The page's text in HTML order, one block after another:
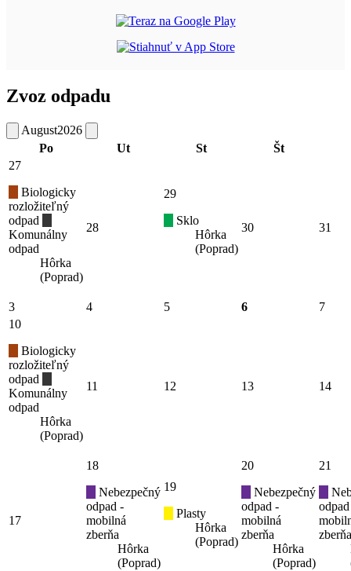
Zvoz odpadu
August2026
Po
Ut St Št
27
Biologicky
rozložiteľný
odpad
Komunálny
odpad
Hôrka
(Poprad)
28
29
Sklo
Hôrka
(Poprad)
30 31
3 4 5 6
7
10
Biologicky
rozložiteľný
odpad
Komunálny
odpad
Hôrka
(Poprad)
11 12 13 14
17
18
Nebezpečný
odpad -
mobilná
zberňa
Hôrka
(Poprad)
19
Plasty
Hôrka
(Poprad)
20
Nebezpečný
odpad -
mobilná
zberňa
Hôrka
(Poprad)
21
zberňa